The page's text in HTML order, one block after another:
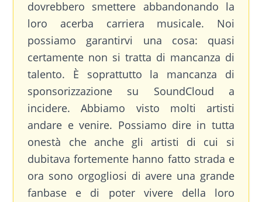
dovrebbero smettere abbandonando la
loro acerba carriera musicale. Noi
possiamo garantirvi una cosa: quasi
certamente non si tratta di mancanza di
talento. È soprattutto la mancanza di
sponsorizzazione su SoundCloud a
incidere. Abbiamo visto molti artisti
andare e venire. Possiamo dire in tutta
onestà che anche gli artisti di cui si
dubitava fortemente hanno fatto strada e
ora sono orgogliosi di avere una grande
fanbase e di poter vivere della loro